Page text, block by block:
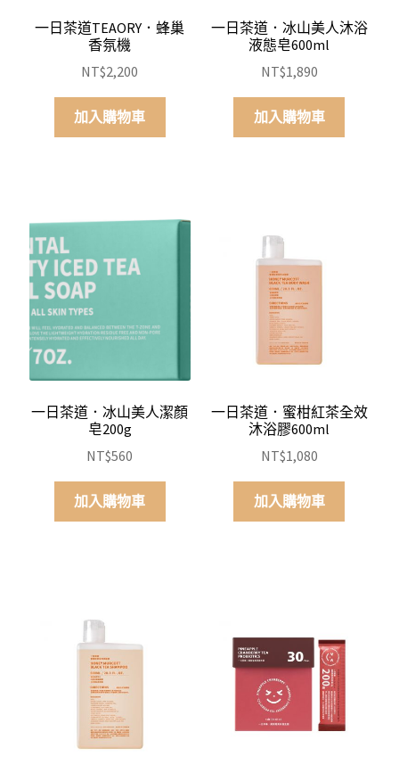
一日茶道TEAORY．蜂巢
香氛機
NT$2,200
加入購物車
一日茶道．冰山美人沐浴
液態皂600ml
NT$1,890
加入購物車
一日茶道．冰山美人潔顏
皂200g
NT$560
加入購物車
一日茶道．蜜柑紅茶全效
沐浴膠600ml
NT$1,080
加入購物車